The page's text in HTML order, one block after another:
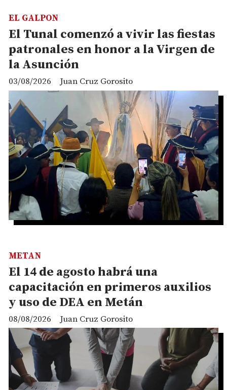
El Tunal comenzó a vivir las fiestas
patronales en honor a la Virgen de
la Asunción
Juan Cruz Gorosito
EL GALPON
03/08/2026
El 14 de agosto habrá una
capacitación en primeros auxilios
y uso de DEA en Metán
Juan Cruz Gorosito
METAN
08/08/2026